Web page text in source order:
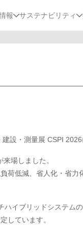
報 サステナビリティ
設・測量展 CSPI 2026
場しました。
荷低減、省人化・省
イブリッドシステム
しています。